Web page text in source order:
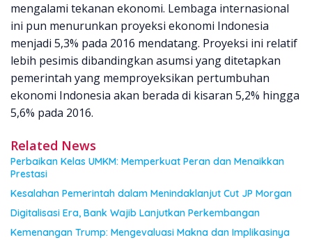
mengalami tekanan ekonomi. Lembaga internasional
ini pun menurunkan proyeksi ekonomi Indonesia
menjadi 5,3% pada 2016 mendatang. Proyeksi ini relatif
lebih pesimis dibandingkan asumsi yang ditetapkan
pemerintah yang memproyeksikan pertumbuhan
ekonomi Indonesia akan berada di kisaran 5,2% hingga
5,6% pada 2016.
Related News
Perbaikan Kelas UMKM: Memperkuat Peran dan Menaikkan
Prestasi
Kesalahan Pemerintah dalam Menindaklanjut Cut JP Morgan
Digitalisasi Era, Bank Wajib Lanjutkan Perkembangan
Kemenangan Trump: Mengevaluasi Makna dan Implikasinya